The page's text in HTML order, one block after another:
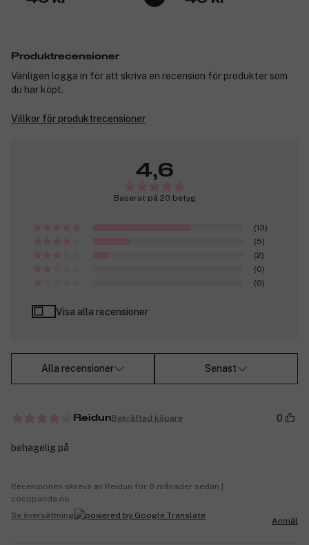
Produktrecensioner
Vänligen logga in för att skriva en recension för produkter som
du har köpt.
Villkor för produktrecensioner
4,6
Baserat på 20 betyg
(13)
(5)
(2)
(0)
(0)
Visa alla recensioner
Alla recensioner Senast
ReidunBekräftad köpare 0
behagelig på
Recensionen skrevs av Reidun för 8 månader sedan |
cocopanda.no
Se översättning
Anmäl